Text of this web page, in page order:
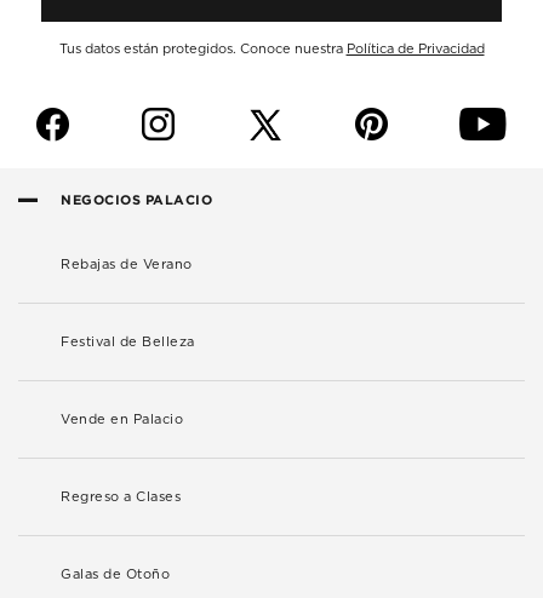
Tus datos están protegidos. Conoce nuestra Política de Privacidad
f i p y
NEGOCIOS PALACIO
Rebajas de Verano
Festival de Belleza
Vende en Palacio
Regreso a Clases
Galas de Otoño